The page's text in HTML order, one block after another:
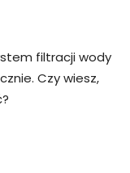
filtracji wody
Czy wiesz,